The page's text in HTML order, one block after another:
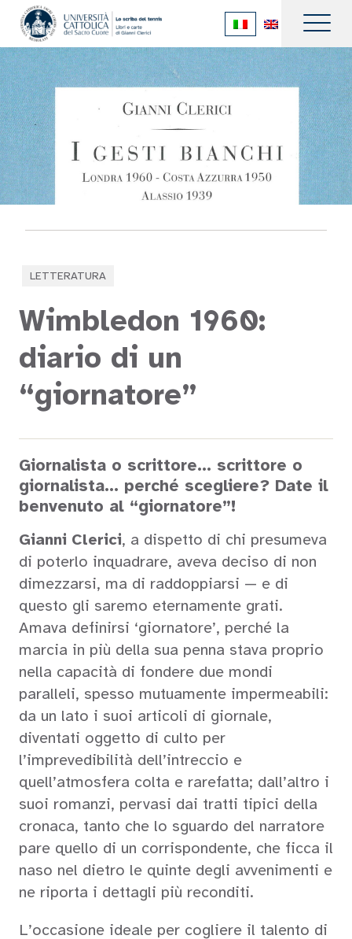
LETTERATURA
Wimbledon 1960:
diario di un
“giornatore”
Giornalista o scrittore… scrittore o
giornalista… perché scegliere? Date il
benvenuto al “giornatore”!
Gianni Clerici, a dispetto di chi presumeva
di poterlo inquadrare, aveva deciso di non
dimezzarsi, ma di raddoppiarsi — e di
questo gli saremo eternamente grati.
Amava definirsi ‘giornatore’, perché la
marcia in più della sua penna stava proprio
nella capacità di fondere due mondi
paralleli, spesso mutuamente impermeabili:
da un lato i suoi articoli di giornale,
diventati oggetto di culto per
l’imprevedibilità dell’intreccio e
quell’atmosfera colta e rarefatta; dall’altro i
suoi romanzi, pervasi dai tratti tipici della
cronaca, tanto che lo sguardo del narratore
pare quello di un corrispondente, che ficca il
naso nel dietro le quinte degli avvenimenti e
ne riporta i dettagli più reconditi.
L’occasione ideale per cogliere il talento di